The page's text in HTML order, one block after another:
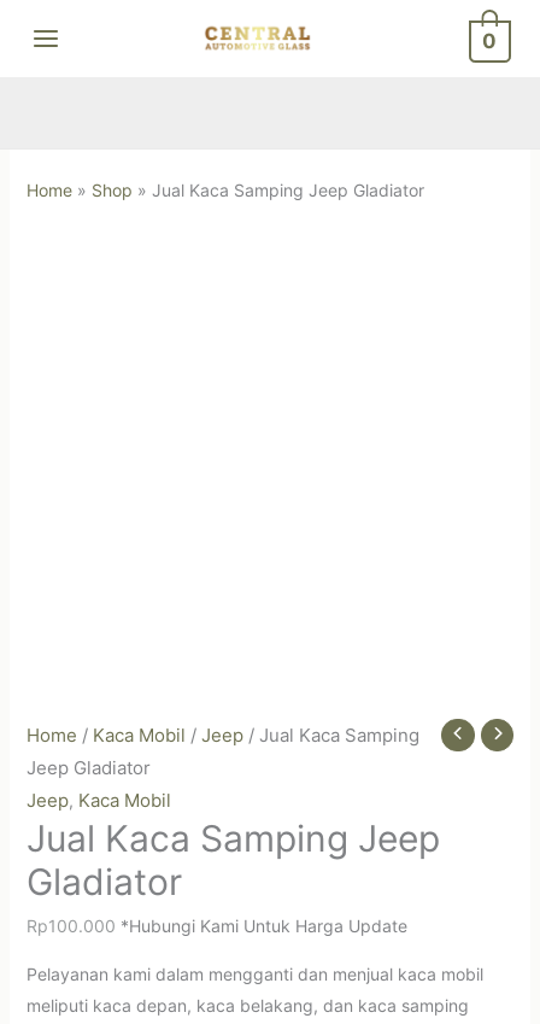
0
Home» Shop » Jual Kaca Samping Jeep Gladiator
Home / Kaca Mobil / Jeep/ Jual Kaca Samping
Jeep Gladiator
Jeep, Kaca Mobil
Jual Kaca Samping Jeep
Gladiator
Rp100.000 *Hubungi Kami Untuk Harga Update
Pelayanan kami dalam mengganti dan menjual kaca mobil
meliputi kaca depan, kaca belakang, dan kaca samping